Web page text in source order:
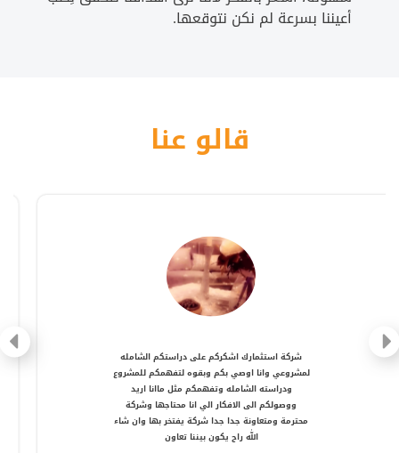
أعيننا بسرعة لم نكن نتوقعها.
قالو عنا
شركة متعاونة، انصح بالتعامل معها ، شكرا أستاذ
أمير